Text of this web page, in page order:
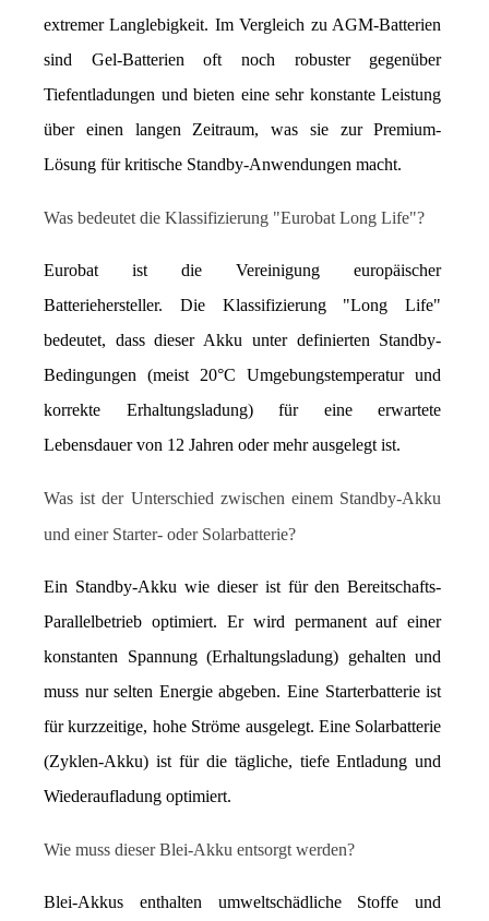
extremer Langlebigkeit. Im Vergleich zu AGM-Batterien
sind Gel-Batterien oft noch robuster gegenüber
Tiefentladungen und bieten eine sehr konstante Leistung
über einen langen Zeitraum, was sie zur Premium-
Lösung für kritische Standby-Anwendungen macht.
Was bedeutet die Klassifizierung "Eurobat Long Life"?
Eurobat ist die Vereinigung europäischer
Batteriehersteller. Die Klassifizierung "Long Life"
bedeutet, dass dieser Akku unter definierten Standby-
Bedingungen (meist 20°C Umgebungstemperatur und
korrekte Erhaltungsladung) für eine erwartete
Lebensdauer von 12 Jahren oder mehr ausgelegt ist.
Was ist der Unterschied zwischen einem Standby-Akku
und einer Starter- oder Solarbatterie?
Ein Standby-Akku wie dieser ist für den Bereitschafts-
Parallelbetrieb optimiert. Er wird permanent auf einer
konstanten Spannung (Erhaltungsladung) gehalten und
muss nur selten Energie abgeben. Eine Starterbatterie ist
für kurzzeitige, hohe Ströme ausgelegt. Eine Solarbatterie
(Zyklen-Akku) ist für die tägliche, tiefe Entladung und
Wiederaufladung optimiert.
Wie muss dieser Blei-Akku entsorgt werden?
Blei-Akkus enthalten umweltschädliche Stoffe und